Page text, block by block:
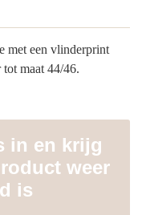
met een vlinderprint
maat 44/46.
in en krijg
weer
is